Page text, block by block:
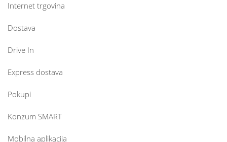
Internet trgovina
Dostava
Drive In
Express dostava
Pokupi
Konzum SMART
Mobilna aplikacija